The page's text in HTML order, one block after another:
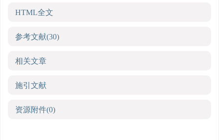
HTML全文
参考文献(30)
相关文章
施引文献
资源附件(0)